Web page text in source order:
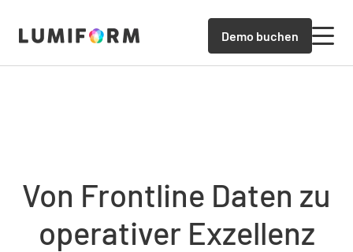
Demo buchen
Von Frontline Daten zu
operativer Exzellenz